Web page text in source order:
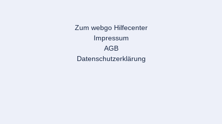
Zum webgo Hilfecenter
Impressum
AGB
Datenschutzerklärung